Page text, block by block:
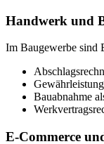
Handwerk und
Im Baugewerbe sind
Bauabnahme
E-Commerce